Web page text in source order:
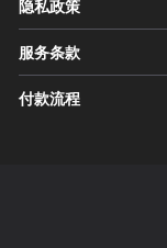
隐私政策
服务条款
付款流程